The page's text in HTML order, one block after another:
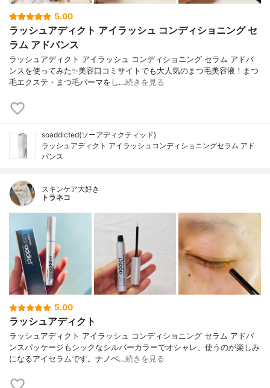
5.00
ラッシュアディクト アイラッシュ コンディショニング セ
ラム アドバンス
ラッシュアディクト アイラッシュ コンディショニング セラム アドバ
ンスを使ってみた✨美容口コミサイトでも大人気のまつ毛美容液！まつ
毛エクステ・まつ毛パーマをし…続きを見る
soaddicted(ソーアディクティッド)
ラッシュアディクト アイラッシュコンディショニングセラム アド
バンス
スキンケア大好き
トラネコ
5.00
ラッシュアディクト
ラッシュアディクト アイラッシュ コンディショニング セラム アドバ
ンスパッケージもシックなシルバーカラーでオシャレ、使うのが楽しみ
になるアイセラムです。ナノペ…続きを見る